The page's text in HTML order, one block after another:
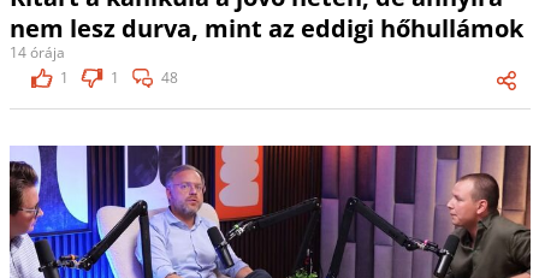
nem lesz durva, mint az eddigi hőhullámok
14 órája
1
1 48